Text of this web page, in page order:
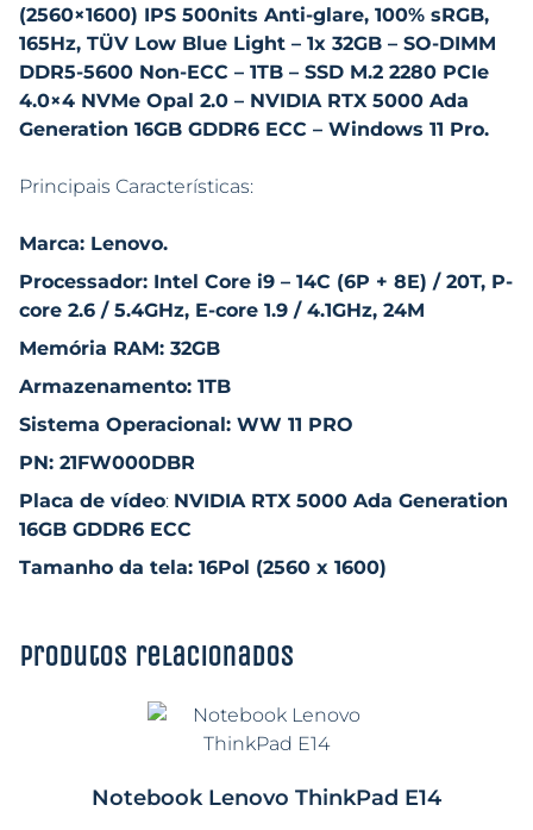
(2560×1600) IPS 500nits Anti-glare, 100% sRGB,
165Hz, TÜV Low Blue Light – 1x 32GB – SO-DIMM
DDR5-5600 Non-ECC – 1TB – SSD M.2 2280 PCIe
4.0×4 NVMe Opal 2.0 – NVIDIA RTX 5000 Ada
Generation 16GB GDDR6 ECC – Windows 11 Pro.
Principais Características:
Marca: Lenovo.
Processador: Intel Core i9 – 14C (6P + 8E) / 20T, P-
core 2.6 / 5.4GHz, E-core 1.9 / 4.1GHz, 24M
Memória RAM: 32GB
Armazenamento: 1TB
Sistema Operacional: WW 11 PRO
PN: 21FW000DBR
Placa de vídeo: NVIDIA RTX 5000 Ada Generation
16GB GDDR6 ECC
Tamanho da tela: 16Pol (2560 x 1600)
Produtos relacionados
Notebook Lenovo ThinkPad E14